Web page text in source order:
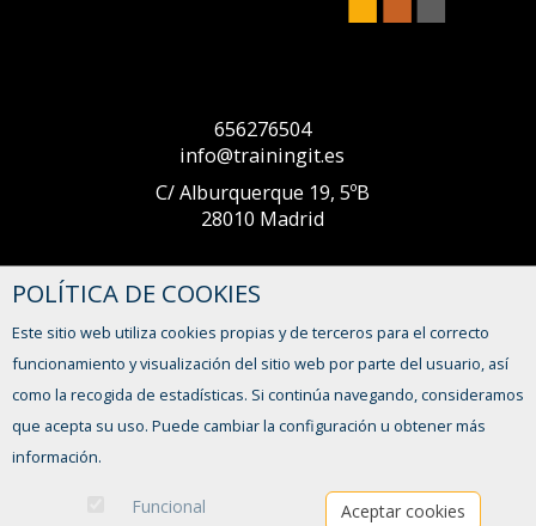
656276504
info@trainingit.es
C/ Alburquerque 19, 5ºB
28010 Madrid
CONTACTO
POLÍTICA DE COOKIES
Este sitio web utiliza cookies propias y de terceros para el correcto
funcionamiento y visualización del sitio web por parte del usuario, así
como la recogida de estadísticas. Si continúa navegando, consideramos
que acepta su uso. Puede cambiar la configuración u obtener más
información.
Funcional
Aceptar cookies